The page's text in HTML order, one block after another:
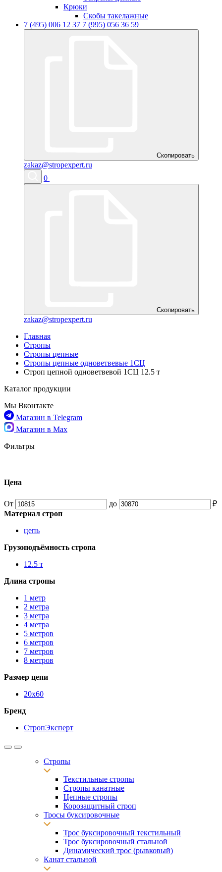
Крюки
Скобы такелажные
7 (495) 006 12 37 7 (995) 056 36 59
Скопировать
zakaz@stropexpert.ru
0
Скопировать
zakaz@stropexpert.ru
Главная
Стропы
Стропы цепные
Стропы цепные одноветвевые 1СЦ
Строп цепной одноветвевой 1СЦ 12.5 т
Каталог продукции
Мы Вконтакте
Магазин в Telegram
Магазин в Max
Фильтры
Цена
От до
₽
Материал строп
цепь
Грузоподъёмность стропа
12.5 т
Длина стропы
1 метр
2 метра
3 метра
4 метра
5 метров
6 метров
7 метров
8 метров
Размер цепи
20х60
Бренд
СтропЭксперт
Стропы
Текстильные стропы
Стропы канатные
Цепные стропы
Корозащитный строп
Тросы буксировочные
Трос буксировочный текстильный
Трос буксировочный стальной
Динамический трос (рывковый)
Канат стальной